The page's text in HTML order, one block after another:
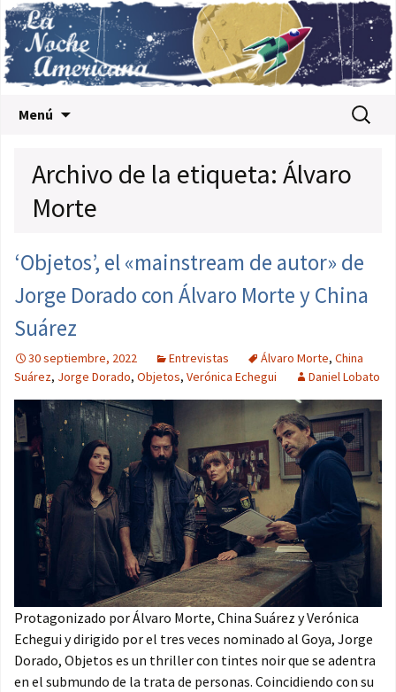
Menú Buscar:
Archivo de la etiqueta: Álvaro
Morte
‘Objetos’, el «mainstream de autor» de
Jorge Dorado con Álvaro Morte y China
Suárez
30 septiembre, 2022 Entrevistas Álvaro Morte, China
Suárez, Jorge Dorado, Objetos, Verónica Echegui Daniel Lobato
Protagonizado por Álvaro Morte, China Suárez y Verónica
Echegui y dirigido por el tres veces nominado al Goya, Jorge
Dorado, Objetos es un thriller con tintes noir que se adentra
en el submundo de la trata de personas. Coincidiendo con su